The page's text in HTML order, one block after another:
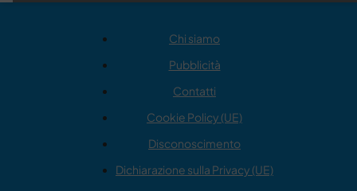
Chi siamo
Pubblicità
Contatti
Cookie Policy (UE)
Disconoscimento
Dichiarazione sulla Privacy (UE)